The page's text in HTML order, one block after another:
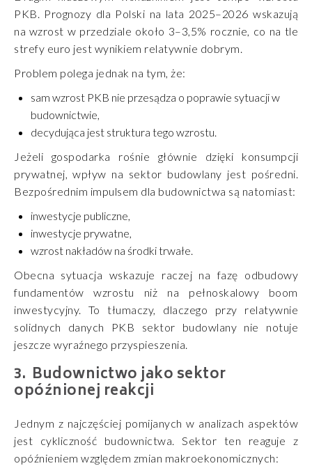
PKB. Prognozy dla Polski na lata 2025–2026 wskazują
na wzrost w przedziale około 3–3,5% rocznie, co na tle
strefy euro jest wynikiem relatywnie dobrym.
Problem polega jednak na tym, że:
sam wzrost PKB nie przesądza o poprawie sytuacji w
budownictwie,
decydująca jest struktura tego wzrostu.
Jeżeli gospodarka rośnie głównie dzięki konsumpcji
prywatnej, wpływ na sektor budowlany jest pośredni.
Bezpośrednim impulsem dla budownictwa są natomiast:
inwestycje publiczne,
inwestycje prywatne,
wzrost nakładów na środki trwałe.
Obecna sytuacja wskazuje raczej na fazę odbudowy
fundamentów wzrostu niż na pełnoskalowy boom
inwestycyjny. To tłumaczy, dlaczego przy relatywnie
solidnych danych PKB sektor budowlany nie notuje
jeszcze wyraźnego przyspieszenia.
Budownictwo jako sektor
opóźnionej reakcji
Jednym z najczęściej pomijanych w analizach aspektów
jest cykliczność budownictwa. Sektor ten reaguje z
opóźnieniem względem zmian makroekonomicznych: